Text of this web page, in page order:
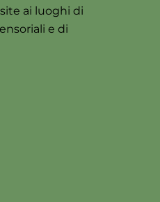
ai luoghi di
e di